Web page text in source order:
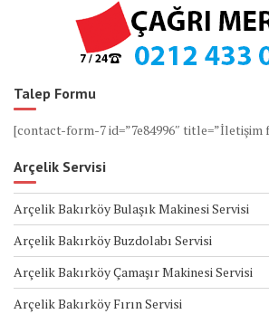
Talep Formu
[contact-form-7 id=”7e84996″ title=”İletişim
Arçelik Servisi
Arçelik Bakırköy Bulaşık Makinesi Servisi
Arçelik Bakırköy Buzdolabı Servisi
Arçelik Bakırköy Çamaşır Makinesi Servisi
Arçelik Bakırköy Fırın Servisi